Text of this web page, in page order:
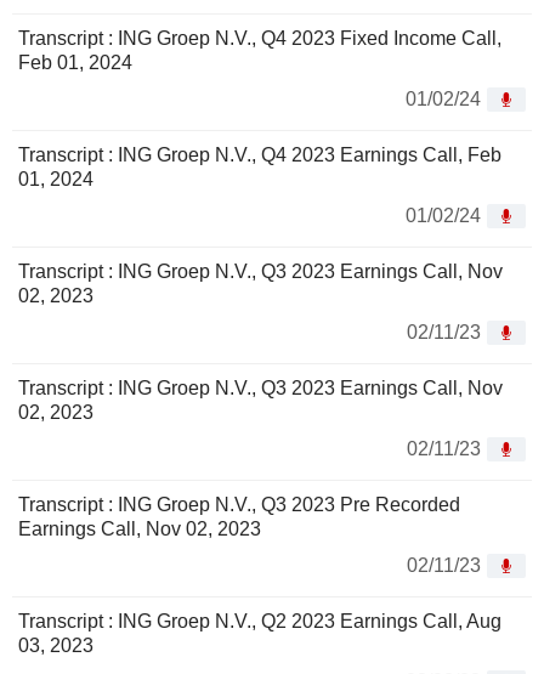
Transcript : ING Groep N.V., Q4 2023 Fixed Income Call,
Feb 01, 2024
01/02/24
Transcript : ING Groep N.V., Q4 2023 Earnings Call, Feb
01, 2024
01/02/24
Transcript : ING Groep N.V., Q3 2023 Earnings Call, Nov
02, 2023
02/11/23
Transcript : ING Groep N.V., Q3 2023 Earnings Call, Nov
02, 2023
02/11/23
Transcript : ING Groep N.V., Q3 2023 Pre Recorded
Earnings Call, Nov 02, 2023
02/11/23
Transcript : ING Groep N.V., Q2 2023 Earnings Call, Aug
03, 2023